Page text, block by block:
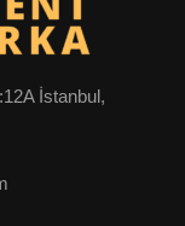
İstanbul,